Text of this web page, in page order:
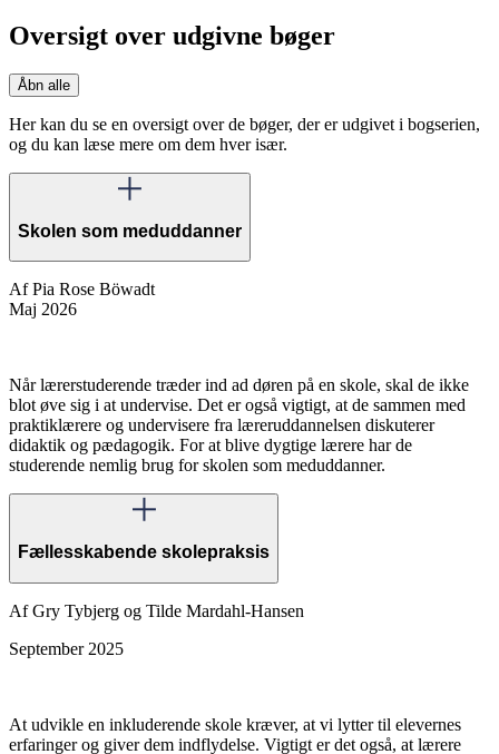
Oversigt over udgivne bøger
Åbn alle
Her kan du se en oversigt over de bøger, der er udgivet i bogserien,
og du kan læse mere om dem hver især.
Skolen som meduddanner
Af Pia Rose Böwadt
Maj 2026
Når lærerstuderende træder ind ad døren på en skole, skal de ikke
blot øve sig i at undervise. Det er også vigtigt, at de sammen med
praktiklærere og undervisere fra læreruddannelsen diskuterer
didaktik og pædagogik. For at blive dygtige lærere har de
studerende nemlig brug for skolen som meduddanner.
Fællesskabende skolepraksis
Af Gry Tybjerg og Tilde Mardahl-Hansen
September 2025
At udvikle en inkluderende skole kræver, at vi lytter til elevernes
erfaringer og giver dem indflydelse. Vigtigt er det også, at lærere